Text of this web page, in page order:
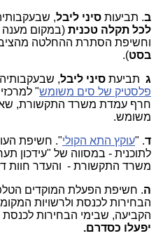
ב. תביעות סיני ליבל,
לכל תקלה טכנית (במקום מענה
וחשיפת הסתרת ההחלטה
בסט).
ג תביעת סיני ליבל, שבעקבותיה
פלסטיק של סים משומש" למרכזי
חרף עמדת משרד התקשורת, ש
משומש.
ד. "עוקץ התא הקולי"
. חשיפת
לתוכנית - במסווה של "עידכון
משרד התקשורת - והעדר חוות
ה. חשיפת הפעלת המוקדים
הבחירות לכנסת ולרשויות
הקביעה, שבימי הבחירות לכנסת
יפעלו כסדרם.